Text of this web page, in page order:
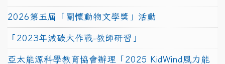
2026第五屆「關懷動物文學獎」活動
「2023年減碳大作戰-教師研習」
亞太能源科學教育協會辦理「2025 KidWind風力能